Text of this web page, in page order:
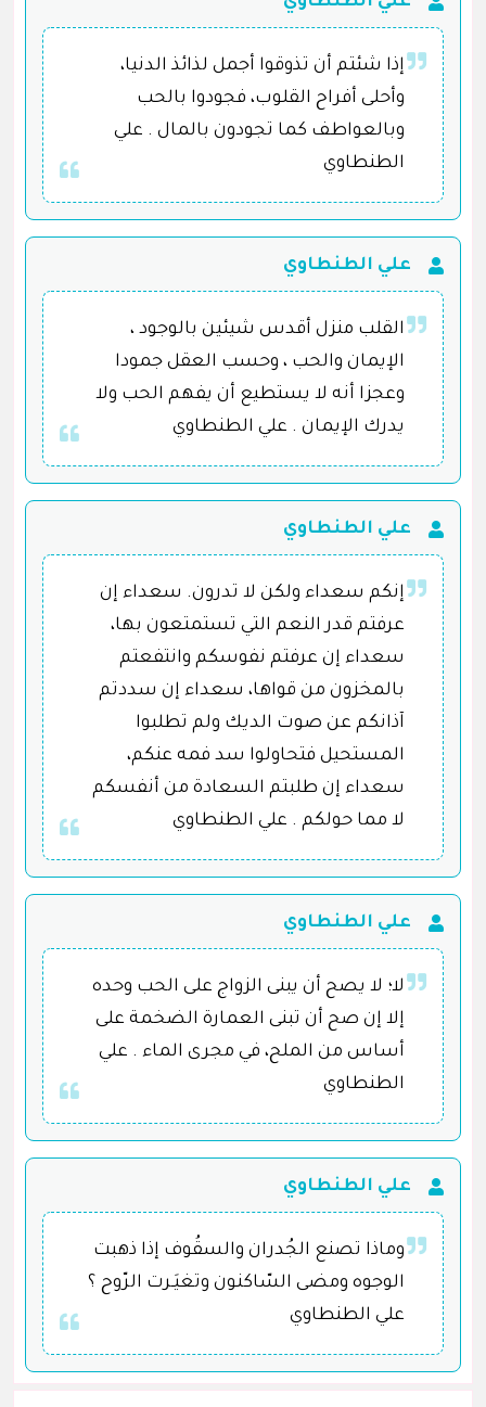
إذا شئتم أن تذوقوا أجمل لذائذ الدنيا،
وأحلى أفراح القلوب، فجودوا بالحب
وبالعواطف كما تجودون بالمال . علي
الطنطاوي
علي الطنطاوي
القلب منزل أقدس شيئين بالوجود ،
الإيمان والحب ، وحسب العقل جمودا
وعجزا أنه لا يستطيع أن يفهم الحب ولا
يدرك الإيمان . علي الطنطاوي
علي الطنطاوي
إنكم سعداء ولكن لا تدرون. سعداء إن
عرفتم قدر النعم التي تستمتعون بها،
سعداء إن عرفتم نفوسكم وانتفعتم
بالمخزون من قواها، سعداء إن سددتم
آذانكم عن صوت الديك ولم تطلبوا
المستحيل فتحاولوا سد فمه عنكم،
سعداء إن طلبتم السعادة من أنفسكم
لا مما حولكم . علي الطنطاوي
علي الطنطاوي
لا؛ لا يصح أن يبنى الزواج على الحب وحده
إلا إن صح أن تبنى العمارة الضخمة على
أساس من الملح، في مجرى الماء . علي
الطنطاوي
علي الطنطاوي
وماذا تصنع الجُدران والسقُوف إذا ذهبت
الوجوه ومضى السّاكنون وتغيَـرت الرّوح ؟
علي الطنطاوي